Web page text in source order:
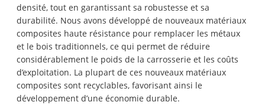
densité, tout en garantissant sa robustesse et sa
durabilité. Nous avons développé de nouveaux matériaux
composites haute résistance pour remplacer les métaux
et le bois traditionnels, ce qui permet de réduire
considérablement le poids de la carrosserie et les coûts
d’exploitation. La plupart de ces nouveaux matériaux
composites sont recyclables, favorisant ainsi le
développement d’une économie durable.